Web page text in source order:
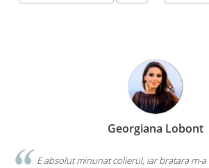
Georgiana Lobont
E absolut minunat colierul, iar bratara m-a